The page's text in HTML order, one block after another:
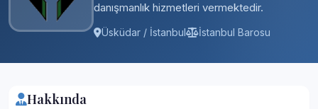
danışmanlık hizmetleri vermektedir.
Üsküdar / İstanbul İstanbul Barosu
Hakkında